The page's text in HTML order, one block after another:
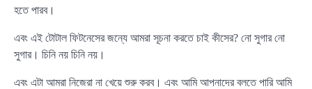
হতে পারব।
এবং এই টোটাল ফিটনেসের জন্যে আমরা সূচনা করতে চাই কীসের? নো সুগার নো
সুগার। চিনি নয় চিনি নয়।
এবং এটা আমরা নিজেরা না খেয়ে শুরু করব। এবং আমি আপনাদের বলতে পারি আমি